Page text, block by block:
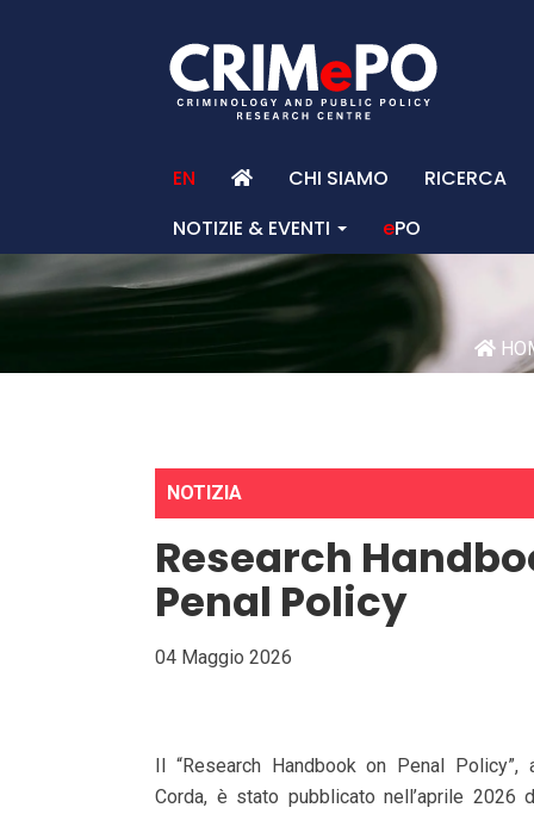
EN CHI SIAMO
RICERCA
NOTIZIE & EVENTI
ePO
NOTIZIA
Research
Penal Policy
04 Maggio 2026
Il “Research Handbook on Penal
Corda, è stato pubblicato nell’aprile 2026